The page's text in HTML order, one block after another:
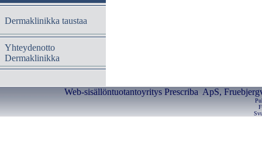
Dermaklinikka taustaa
Yhteydenotto
Dermaklinikka
Web-sisällöntuotantoyritys Prescriba ApS,